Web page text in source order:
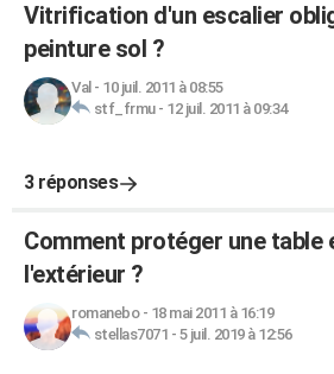
Vitrification d'un escalier
peinture sol ?
Val - 10 juil. 2011 à 08:55
stf_frmu- 12 juil. 2011 à 09:34
3 réponses
Comment protéger une table
l'extérieur ?
romanebo- 18 mai 2011 à 16:19
stellas7071 - 5 juil. 2019 à 12:56